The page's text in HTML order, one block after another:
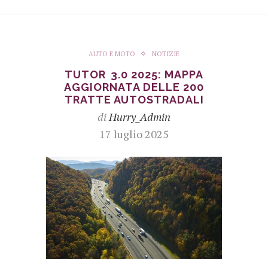
AUTO E MOTO NOTIZIE
TUTOR 3.0 2025: MAPPA
AGGIORNATA DELLE 200
TRATTE AUTOSTRADALI
diHurry_Admin
17 luglio 2025